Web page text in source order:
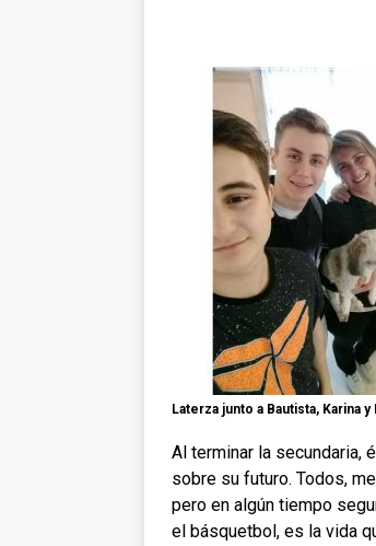
Laterza junto a Bautista, Karina
Al terminar la secundaria,
sobre su futuro. Todos,
pero en algún tiempo
el básquetbol, es la vida